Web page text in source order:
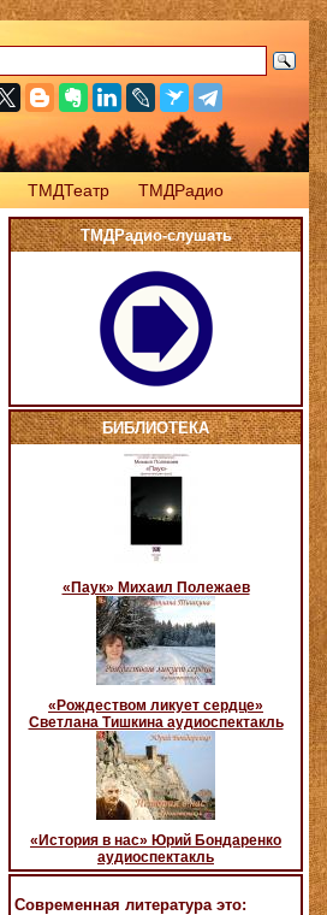
ТМДТеатр ТМДРадио
ТМДРадио-слушать
БИБЛИОТЕКА
«Паук» Михаил Полежаев
«Рождеством ликует сердце»
Светлана Тишкина аудиоспектакль
«История в нас» Юрий Бондаренко
аудиоспектакль
Современная литература это: